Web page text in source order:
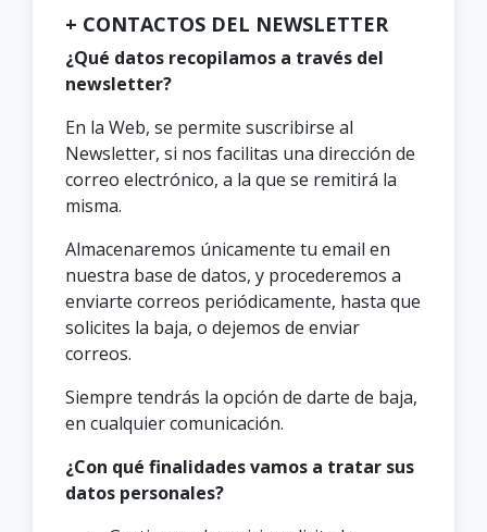
+ CONTACTOS DEL NEWSLETTER
¿Qué datos recopilamos a través del
newsletter?
En la Web, se permite suscribirse al
Newsletter, si nos facilitas una dirección de
correo electrónico, a la que se remitirá la
misma.
Almacenaremos únicamente tu email en
nuestra base de datos, y procederemos a
enviarte correos periódicamente, hasta que
solicites la baja, o dejemos de enviar
correos.
Siempre tendrás la opción de darte de baja,
en cualquier comunicación.
¿Con qué finalidades vamos a tratar sus
datos personales?